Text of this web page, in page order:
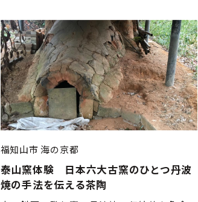
す。他にも火鉢の炭で茶葉を煎ってほうじ茶
として飲む等、昔の生活を体験していただけ
ます。 食後は畳の上に寝転がって鳥や虫の声
を聞きながらゆっくり過ごす・家の外に出て
庭や町内の散策をする等、思い思いにお過ご
しください。午後３時まで滞在可能ですの
で、田舎の家ならではの雰囲気や風景を楽し
みながらゆっくりお過ごしいただけます。 築
１００年の古民家は、曾祖父が自分の山から
木を切り出して建てた家です。長くて立派な
梁や、煤で黒くなった壁、茅葺屋根の内側な
どを見ていただけます。日本の田舎の「普段
の生活」に触れていただきたいという思いか
福知山市 海の京都
泰山窯体験 日本六大古窯のひとつ丹波
焼の手法を伝える茶陶